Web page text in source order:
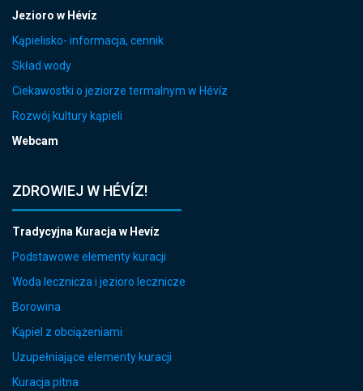
Jezioro w Hévíz
Kąpielisko- informacja, cennik
Skład wody
Ciekawostki o jeziorze termalnym w Hévíz
Rozwój kultury kąpieli
Webcam
ZDROWIEJ W HÉVÍZ!
Tradycyjna Kuracja w Hevíz
Podstawowe elementy kuracji
Woda lecznicza i jezioro lecznicze
Borowina
Kąpiel z obciążeniami
Uzupełniające elementy kuracji
Kuracja pitna